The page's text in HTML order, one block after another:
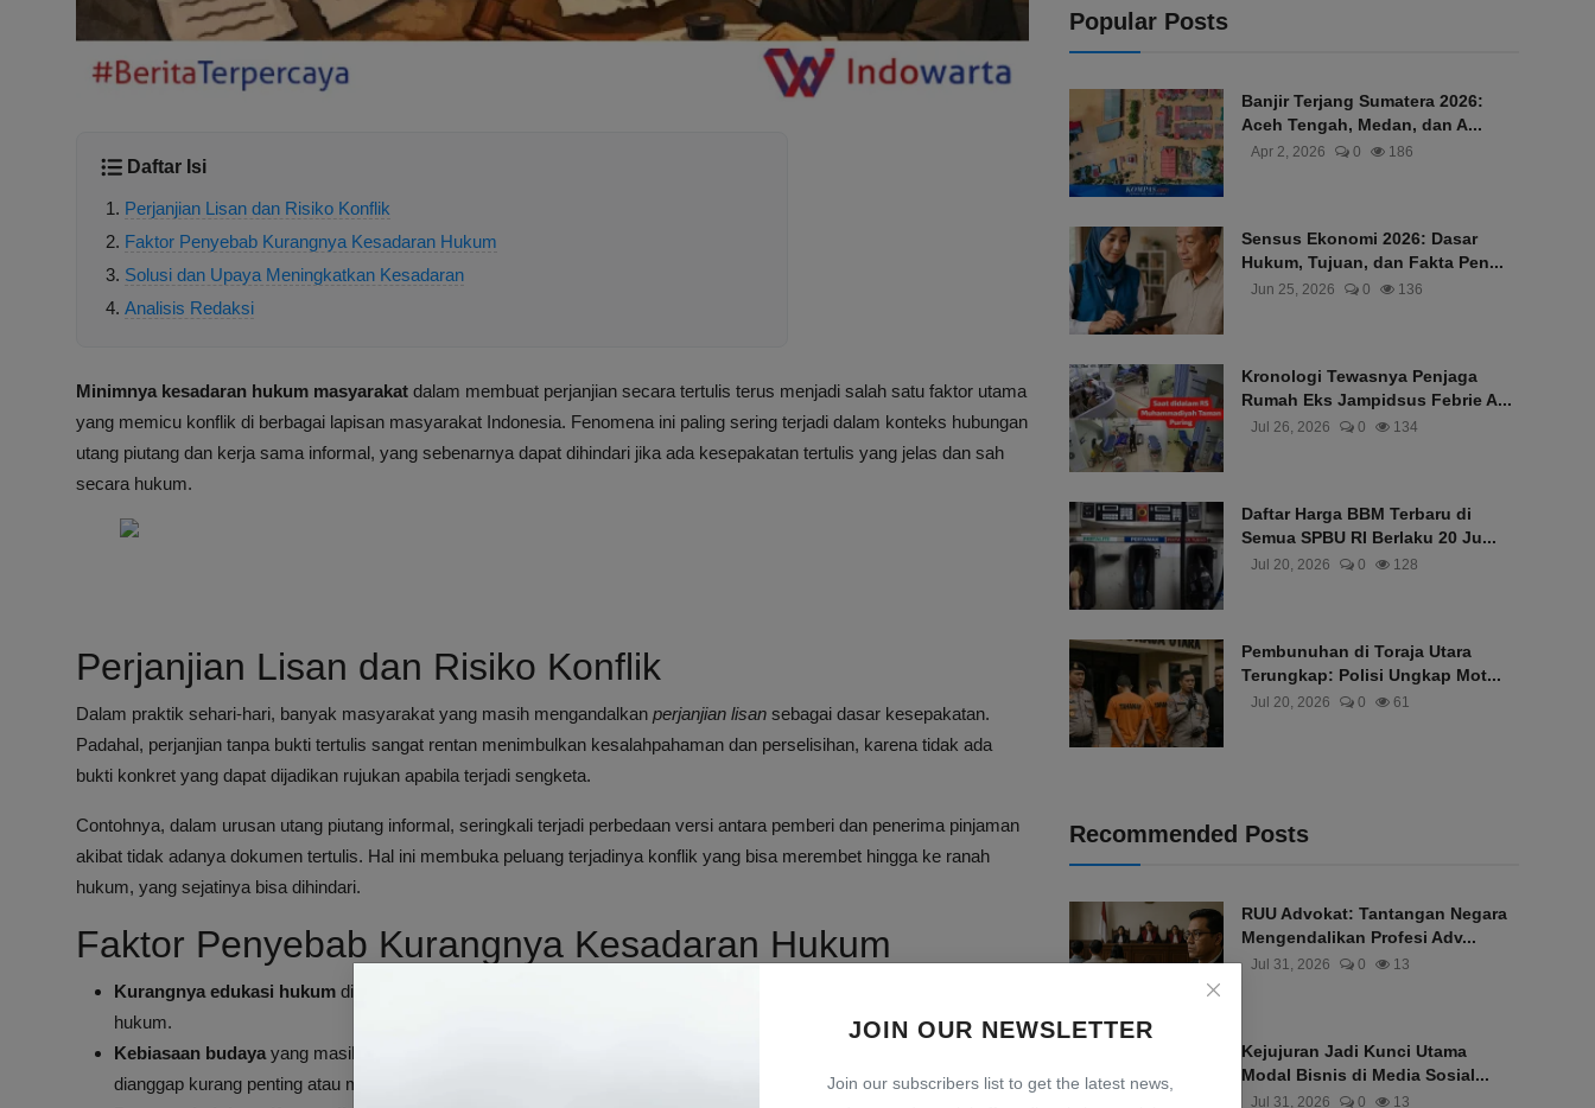
JOIN OUR NEWSLETTER
Join our subscribers list to get the latest news,
Daftar Isi
Perjanjian Lisan dan Risiko Konflik
Faktor Penyebab Kurangnya Kesadaran Hukum
Solusi dan Upaya Meningkatkan Kesadaran
Analisis Redaksi
Minimnya kesadaran hukum masyarakat dalam membuat perjanjian secara tertulis terus menjadi salah satu faktor utama
yang memicu konflik di berbagai lapisan masyarakat Indonesia. Fenomena ini paling sering terjadi dalam konteks hubungan
utang piutang dan kerja sama informal, yang sebenarnya dapat dihindari jika ada kesepakatan tertulis yang jelas dan sah
secara hukum.
Perjanjian Lisan dan Risiko Konflik
Dalam praktik sehari-hari, banyak masyarakat yang masih mengandalkan perjanjian lisan sebagai dasar kesepakatan.
Padahal, perjanjian tanpa bukti tertulis sangat rentan menimbulkan kesalahpahaman dan perselisihan, karena tidak ada
bukti konkret yang dapat dijadikan rujukan apabila terjadi sengketa.
Contohnya, dalam urusan utang piutang informal, seringkali terjadi perbedaan versi antara pemberi dan penerima pinjaman
akibat tidak adanya dokumen tertulis. Hal ini membuka peluang terjadinya konflik yang bisa merembet hingga ke ranah
hukum, yang sejatinya bisa dihindari.
Faktor Penyebab Kurangnya Kesadaran Hukum
Kurangnya edukasi hukum di masyarakat terutama di daerah-daerah dengan akses terbatas terhadap informasi
hukum.
Kebiasaan budaya yang masih mengutamakan kepercayaan dan hubungan personal, sehingga perjanjian tertulis
dianggap kurang penting atau malah dianggap tidak perlu.
Popular Posts
Banjir Terjang Sumatera 2026:
Aceh Tengah, Medan, dan A...
Apr 2, 2026 0 186
Sensus Ekonomi 2026: Dasar
Hukum, Tujuan, dan Fakta Pen...
Jun 25, 2026 0 136
Kronologi Tewasnya Penjaga
Rumah Eks Jampidsus Febrie A...
Jul 26, 2026 0 134
Daftar Harga BBM Terbaru di
Semua SPBU RI Berlaku 20 Ju...
Jul 20, 2026 0 128
Pembunuhan di Toraja Utara
Terungkap: Polisi Ungkap Mot...
Jul 20, 2026 0 61
Recommended Posts
RUU Advokat: Tantangan Negara
Mengendalikan Profesi Adv...
Jul 31, 2026 0 13
Kejujuran Jadi Kunci Utama
Modal Bisnis di Media Sosial...
Jul 31, 2026 0 13